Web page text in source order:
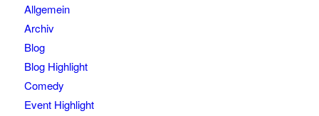
Allgemein
Archiv
Blog
Blog Highlight
Comedy
Event Highlight